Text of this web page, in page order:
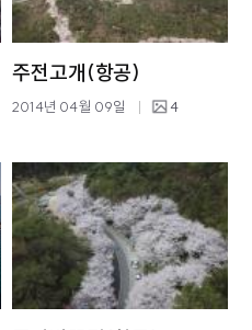
주전고개(항공)
2014년 04월 09일 4